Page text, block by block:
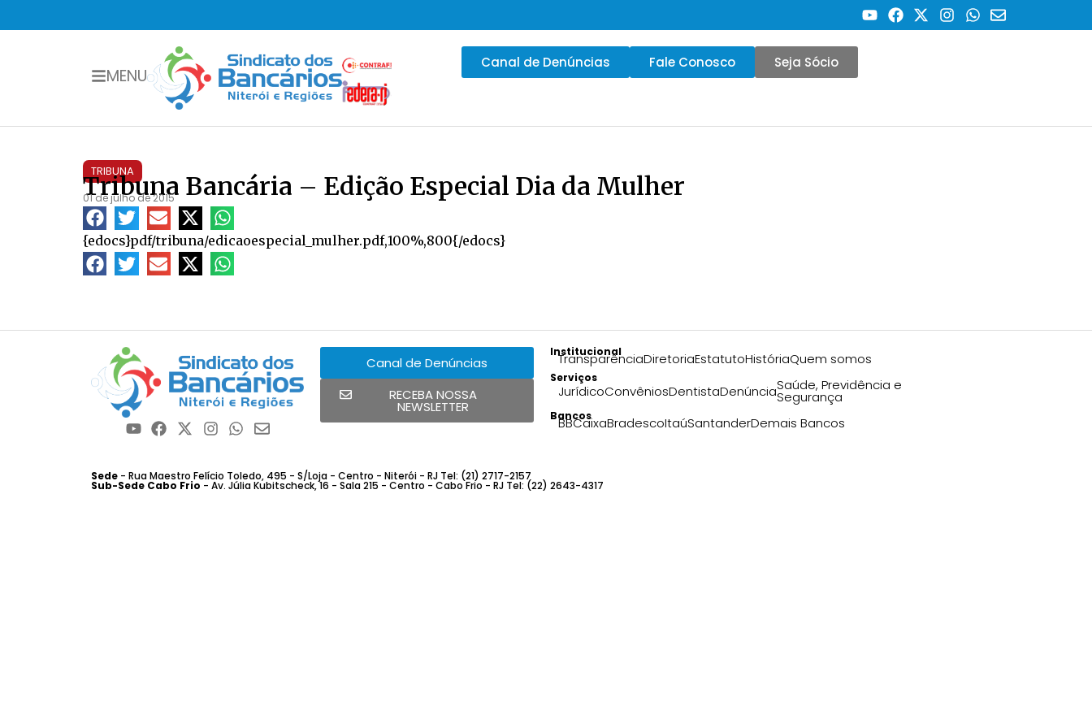
MENU
Canal de Denúncias Fale Conosco Seja Sócio
TRIBUNA
Tribuna Bancária – Edição Especial Dia da Mulher
01 de julho de 2015
{edocs}pdf/tribuna/edicaoespecial_mulher.pdf,100%,800{/edocs}
Canal de Denúncias
RECEBA NOSSA
NEWSLETTER
Institucional
TransparênciaDiretoriaEstatutoHistóriaQuem somos
Serviços
JurídicoConvêniosDentistaDenúnciaSaúde, Previdência e
Segurança
Bancos
BBCaixaBradescoItaúSantanderDemais Bancos
Sede - Rua Maestro Felício Toledo, 495 - S/Loja - Centro - Niterói - RJ Tel: (21) 2717-2157
Sub-Sede Cabo Frio - Av. Júlia Kubitscheck, 16 - Sala 215 - Centro - Cabo Frio - RJ Tel: (22) 2643-4317